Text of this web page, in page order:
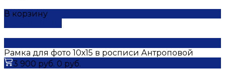
В корзину
Рамка для фото 10х15 в росписи Антроповой
3 900 руб. 0 руб.